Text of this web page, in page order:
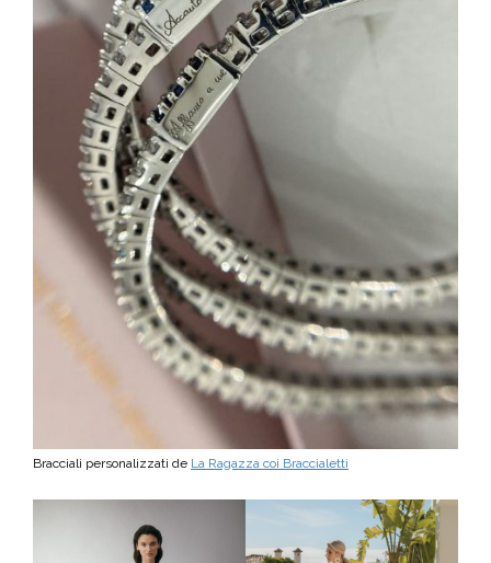
Bracciali personalizzati de La Ragazza coi Braccialetti